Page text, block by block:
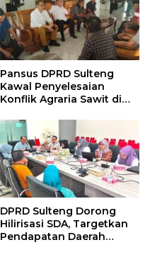
Pansus DPRD Sulteng
Kawal Penyelesaian
Konflik Agraria Sawit di
DPRD Sulteng Dorong
Hilirisasi SDA, Targetkan
Pendapatan Daerah